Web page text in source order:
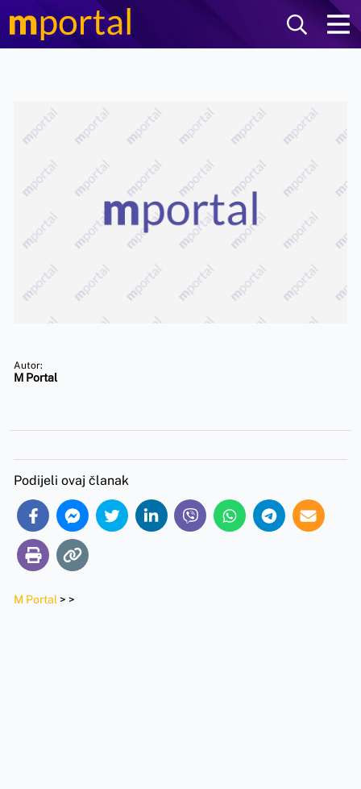
Autor:
M Portal
Podijeli ovaj članak
M Portal > >